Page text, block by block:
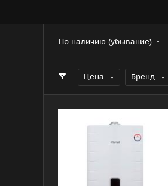
По наличию (убывание)
Цена Бренд